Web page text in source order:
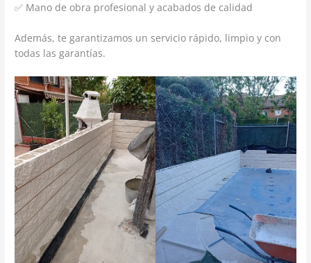
✅ Mano de obra profesional y acabados de calidad
Además, te garantizamos un servicio rápido, limpio y con
todas las garantías.